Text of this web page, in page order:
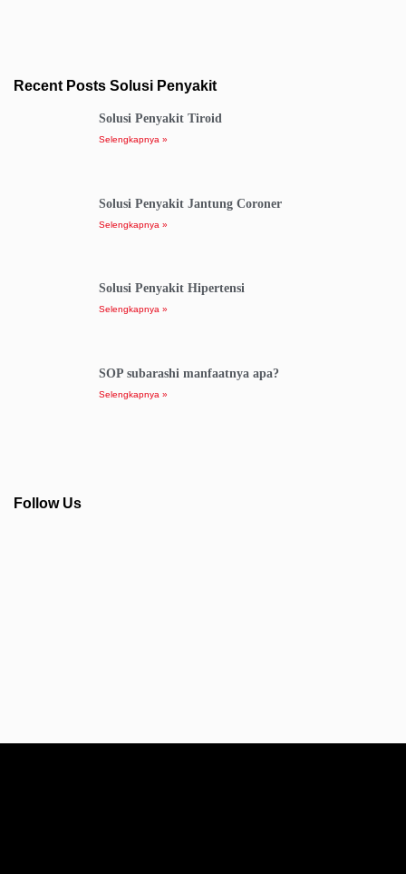
Recent Posts Solusi Penyakit
Solusi Penyakit Tiroid
Selengkapnya »
Solusi Penyakit Jantung Coroner
Selengkapnya »
Solusi Penyakit Hipertensi
Selengkapnya »
SOP subarashi manfaatnya apa?
Selengkapnya »
Follow Us